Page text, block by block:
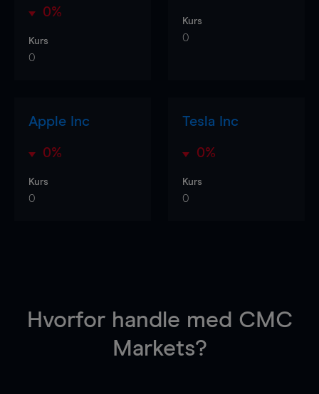
0%
Kurs
0
Kurs
0
Apple Inc
0%
Kurs
0
Tesla Inc
0%
Kurs
0
Hvorfor handle med CMC
Markets?